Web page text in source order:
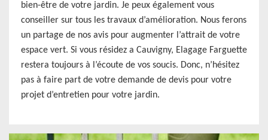
bien-être de votre jardin. Je peux également vous
conseiller sur tous les travaux d’amélioration. Nous ferons
un partage de nos avis pour augmenter l’attrait de votre
espace vert. Si vous résidez a Cauvigny, Elagage Farguette
restera toujours à l’écoute de vos soucis. Donc, n’hésitez
pas à faire part de votre demande de devis pour votre
projet d’entretien pour votre jardin.